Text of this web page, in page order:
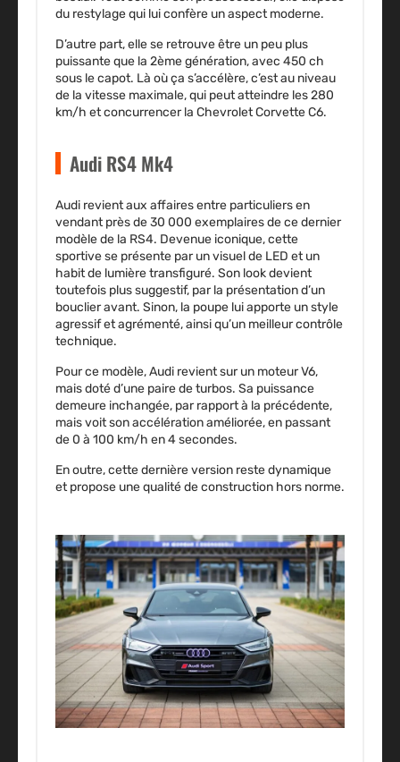
du restylage qui lui confère un aspect moderne.
D’autre part, elle se retrouve être un peu plus
puissante que la 2ème génération, avec 450 ch
sous le capot. Là où ça s’accélère, c’est au niveau
de la vitesse maximale, qui peut atteindre les 280
km/h et concurrencer la Chevrolet Corvette C6.
Audi RS4 Mk4
Audi revient aux affaires entre particuliers en
vendant près de 30 000 exemplaires de ce dernier
modèle de la RS4. Devenue iconique, cette
sportive se présente par un visuel de LED et un
habit de lumière transfiguré. Son look devient
toutefois plus suggestif, par la présentation d’un
bouclier avant. Sinon, la poupe lui apporte un style
agressif et agrémenté, ainsi qu’un meilleur contrôle
technique.
Pour ce modèle, Audi revient sur un moteur V6,
mais doté d’une paire de turbos. Sa puissance
demeure inchangée, par rapport à la précédente,
mais voit son accélération améliorée, en passant
de 0 à 100 km/h en 4 secondes.
En outre, cette dernière version reste dynamique
et propose une qualité de construction hors norme.